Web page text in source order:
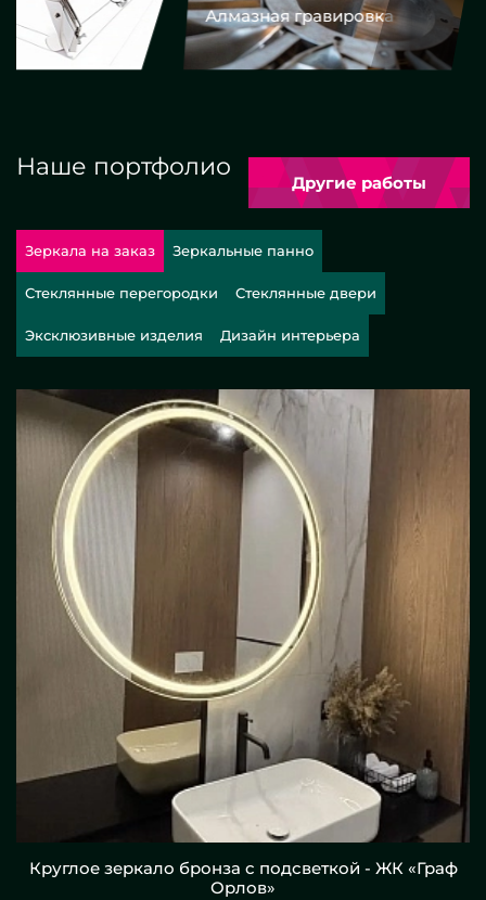
Алмазная гравировка
Наше портфолио
Другие работы
Зеркала на заказ Зеркальные панно
Стеклянные перегородки Стеклянные двери
Эксклюзивные изделия Дизайн интерьера
Круглое зеркало бронза с подсветкой - ЖК «Граф
Орлов»